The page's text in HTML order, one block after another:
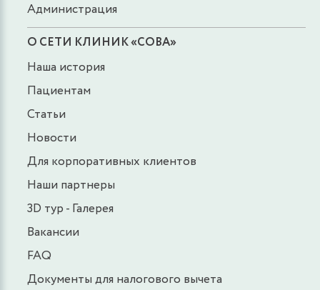
Администрация
О СЕТИ КЛИНИК «СОВА»
Наша история
Пациентам
Статьи
Новости
Для корпоративных клиентов
Наши партнеры
3D тур - Галерея
Вакансии
FAQ
Документы для налогового вычета